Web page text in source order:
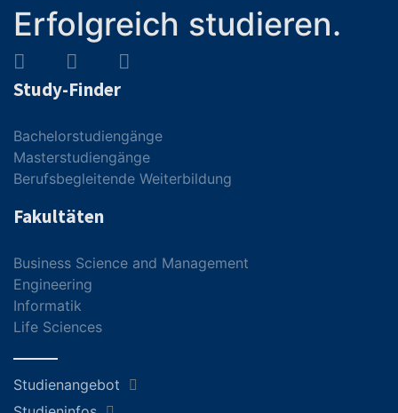
Erfolgreich studieren.
Study-Finder
Bachelorstudiengänge
Masterstudiengänge
Berufsbegleitende Weiterbildung
Fakultäten
Business Science and Management
Engineering
Informatik
Life Sciences
Studienangebot